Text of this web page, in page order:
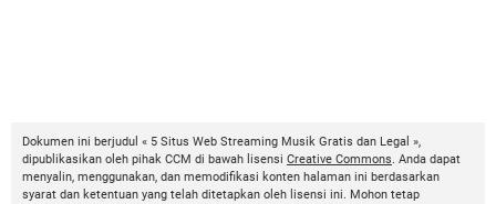
Dokumen ini berjudul « 5 Situs Web Streaming Musik Gratis dan Legal »,
dipublikasikan oleh pihak CCM di bawah lisensi Creative Commons. Anda dapat
menyalin, menggunakan, dan memodifikasi konten halaman ini berdasarkan
syarat dan ketentuan yang telah ditetapkan oleh lisensi ini. Mohon tetap